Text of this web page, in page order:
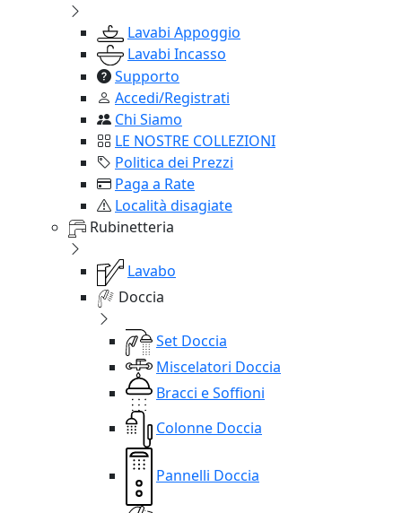
Lavabi Appoggio
Lavabi Incasso
Supporto
Accedi/Registrati
Chi Siamo
LE NOSTRE COLLEZIONI
Politica dei Prezzi
Paga a Rate
Località disagiate
Rubinetteria
Lavabo
Doccia
Set Doccia
Miscelatori Doccia
Bracci e Soffioni
Colonne Doccia
Pannelli Doccia